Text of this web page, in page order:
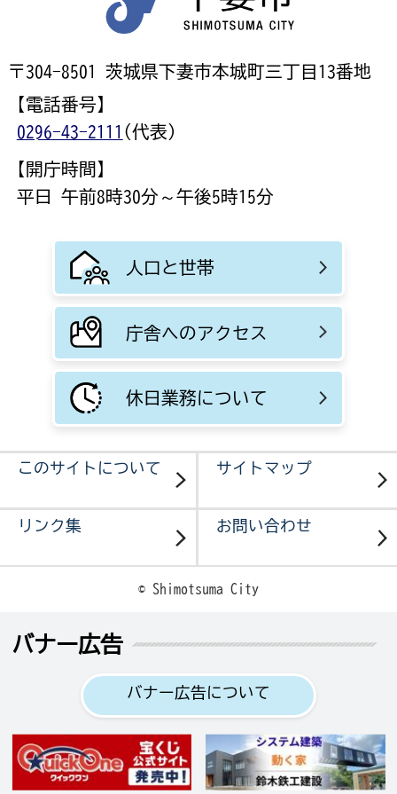
〒304-8501 茨城県下妻市本城町三丁目13番地
【電話番号】
0296-43-2111 (代表)
【開庁時間】
平日 午前8時30分～午後5時15分
人口と世帯
庁舎へのアクセス
休日業務について
このサイトについて サイトマップ
リンク集 お問い合わせ
© Shimotsuma City
バナー広告
バナー広告について